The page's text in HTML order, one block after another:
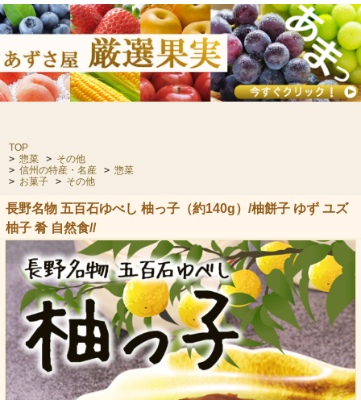
TOP
> 惣菜 > その他
> 信州の特産・名産 > 惣菜
> お菓子 > その他
長野名物 五百石ゆべし 柚っ子（約140g）/柚餅子 ゆず ユズ
柚子 肴 自然食//